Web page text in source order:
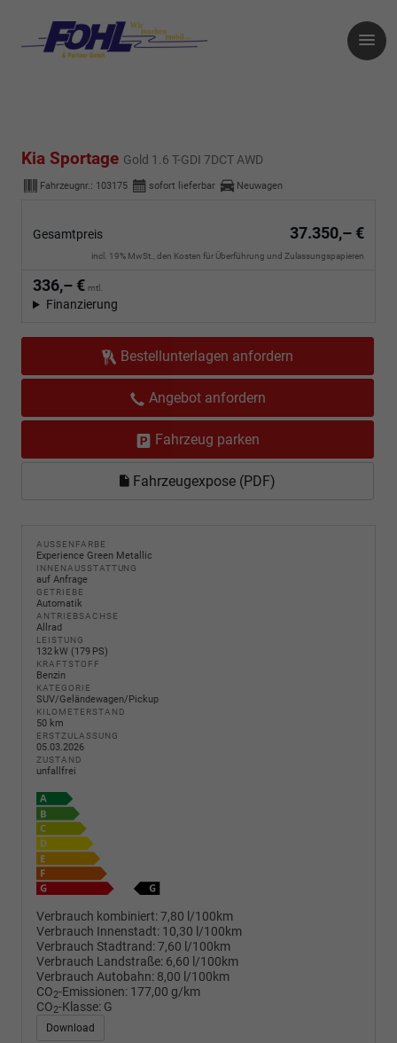
Kia Sportage Gold 1.6 T-GDI 7DCT AWD
Fahrzeugnr.: 103175 sofort lieferbar Neuwagen
Gesamtpreis 37.350,– €
incl. 19% MwSt., den Kosten für Überführung und Zulassungspapieren
336,– € mtl.
Finanzierung
Bestellunterlagen anfordern
Angebot anfordern
Fahrzeug parken
Fahrzeugexpose (PDF)
AUSSENFARBE
Experience Green Metallic
INNENAUSSTATTUNG
auf Anfrage
GETRIEBE
Automatik
ANTRIEBSACHSE
Allrad
LEISTUNG
132 kW (179 PS)
KRAFTSTOFF
Benzin
KATEGORIE
SUV/Geländewagen/Pickup
KILOMETERSTAND
50 km
ERSTZULASSUNG
05.03.2026
ZUSTAND
unfallfrei
Verbrauch kombiniert:7,80 l/100km
Verbrauch Innenstadt: 10,30 l/100km
Verbrauch Stadtrand:7,60 l/100km
Verbrauch Landstraße: 6,60 l/100km
Verbrauch Autobahn: 8,00 l/100km
CO2-Emissionen: 177,00 g/km
CO2-Klasse: G
Download